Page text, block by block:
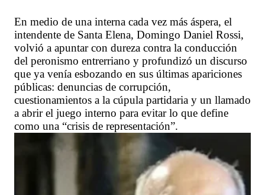
En medio de una interna cada vez más áspera, el
intendente de Santa Elena, Domingo Daniel Rossi,
volvió a apuntar con dureza contra la conducción
del peronismo entrerriano y profundizó un discurso
que ya venía esbozando en sus últimas apariciones
públicas: denuncias de corrupción,
cuestionamientos a la cúpula partidaria y un llamado
a abrir el juego interno para evitar lo que define
como una “crisis de representación”.